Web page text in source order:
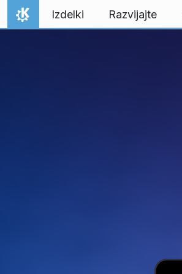
Preskoči na vsebino
Domov
Izdelki Razvijajte